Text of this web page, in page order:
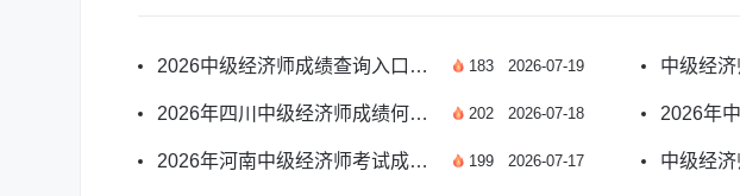
2026中级经济师成绩查询入口哪天开放？ 183 2026-07-19
2026年四川中级经济师成绩何时公布？ 202 2026-07-18
2026年河南中级经济师考试成绩何时公布？ 199 2026-07-17